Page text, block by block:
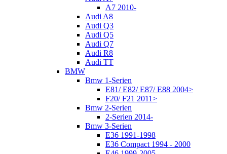
A7 2010-
Audi A8
Audi Q3
Audi Q5
Audi Q7
Audi R8
Audi TT
BMW
Bmw 1-Serien
E81/ E82/ E87/ E88 2004>
F20/ F21 2011>
Bmw 2-Serien
2-Serien 2014-
Bmw 3-Serien
E36 1991-1998
E36 Compact 1994 - 2000